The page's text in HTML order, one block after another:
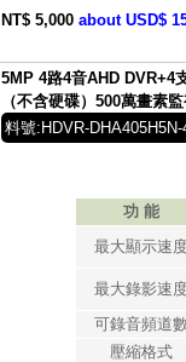
NT$ 5,000 about USD$
5MP 4路4音AHD DVR+4
（不含硬碟）500萬畫素
料號:HDVR-DHA405H5N-
功 能
最大顯示速
最大錄影速
可錄音頻道
壓縮格式